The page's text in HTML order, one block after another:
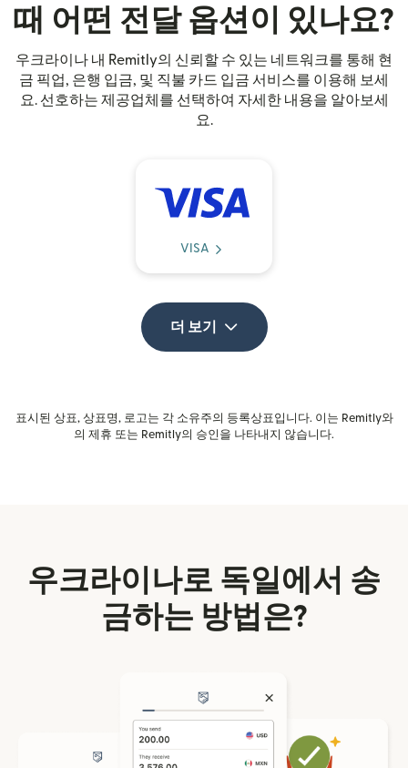
때 어떤 전달 옵션이 있나요?
우크라이나 내 Remitly의 신뢰할 수 있는 네트워크를 통해 현
금 픽업, 은행 입금, 및 직불 카드 입금 서비스를 이용해 보세
요. 선호하는 제공업체를 선택하여 자세한 내용을 알아보세
요.
VISA
더 보기
표시된 상표, 상표명, 로고는 각 소유주의 등록상표입니다. 이는 Remitly와
의 제휴 또는 Remitly의 승인을 나타내지 않습니다.
우크라이나로 독일에서 송
금하는 방법은?